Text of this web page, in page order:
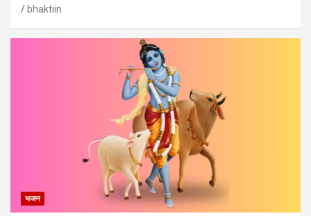
bhaktiin
भजन